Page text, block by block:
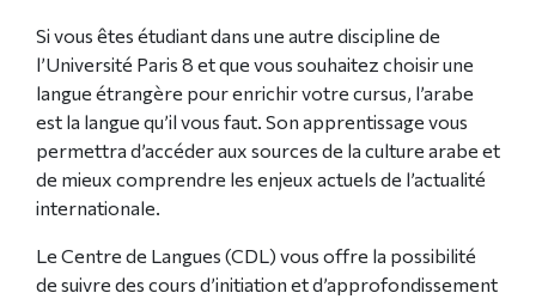
Si vous êtes étudiant dans une autre discipline de
l’Université Paris 8 et que vous souhaitez choisir une
langue étrangère pour enrichir votre cursus, l’arabe
est la langue qu’il vous faut. Son apprentissage vous
permettra d’accéder aux sources de la culture arabe et
de mieux comprendre les enjeux actuels de l’actualité
internationale.
Le Centre de Langues (CDL) vous offre la possibilité
de suivre des cours d’initiation et d’approfondissement